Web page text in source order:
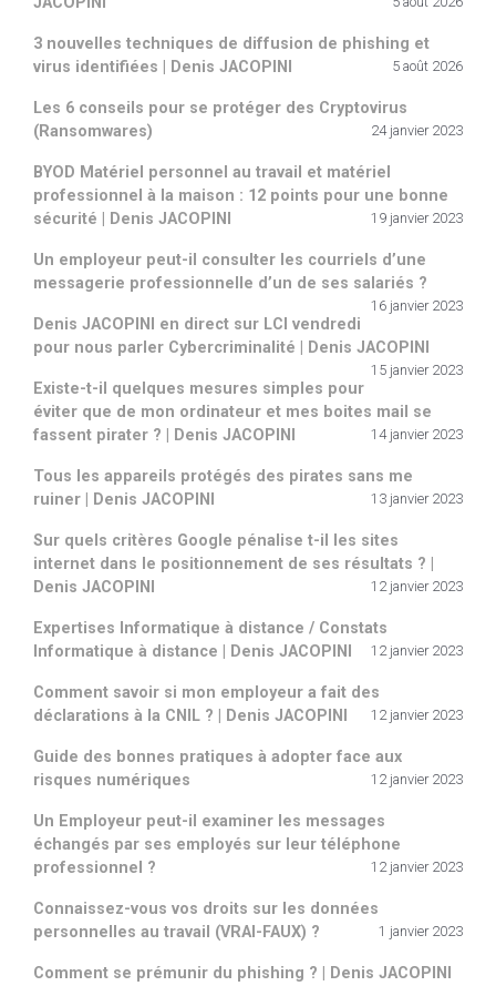
3 nouvelles techniques de diffusion de phishing et
virus identifiées | Denis JACOPINI
5 août 2026
Les 6 conseils pour se protéger des Cryptovirus
(Ransomwares)
24 janvier 2023
BYOD Matériel personnel au travail et matériel
professionnel à la maison : 12 points pour une bonne
sécurité | Denis JACOPINI
19 janvier 2023
Un employeur peut-il consulter les courriels d’une
messagerie professionnelle d’un de ses salariés ?
16 janvier 2023
Denis JACOPINI en direct sur LCI vendredi
pour nous parler Cybercriminalité | Denis JACOPINI
15 janvier 2023
Existe-t-il quelques mesures simples pour
éviter que de mon ordinateur et mes boites mail se
fassent pirater ? | Denis JACOPINI
14 janvier 2023
Tous les appareils protégés des pirates sans me
ruiner | Denis JACOPINI
13 janvier 2023
Sur quels critères Google pénalise t-il les sites
internet dans le positionnement de ses résultats ? |
Denis JACOPINI
12 janvier 2023
Expertises Informatique à distance / Constats
Informatique à distance | Denis JACOPINI
12 janvier 2023
Comment savoir si mon employeur a fait des
déclarations à la CNIL ? | Denis JACOPINI
12 janvier 2023
Guide des bonnes pratiques à adopter face aux
risques numériques
12 janvier 2023
Un Employeur peut-il examiner les messages
échangés par ses employés sur leur téléphone
professionnel ?
12 janvier 2023
Connaissez-vous vos droits sur les données
personnelles au travail (VRAI-FAUX) ?
1 janvier 2023
Comment se prémunir du phishing ? | Denis JACOPINI